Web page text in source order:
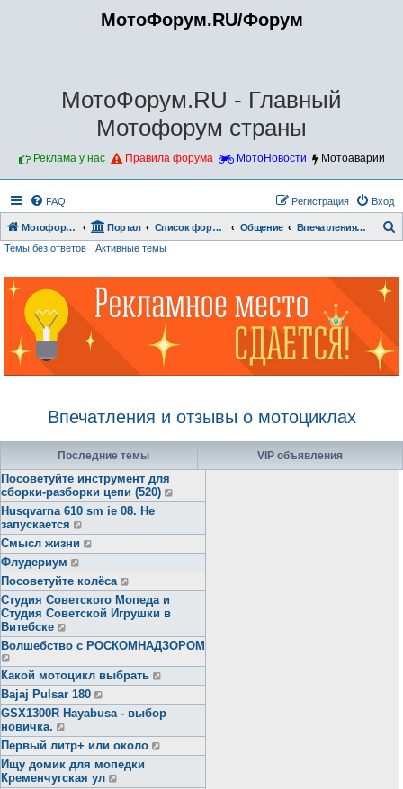
МотоФорум.RU/Форум
МотоФорум.RU - Главный
Мотофорум страны
Реклама у нас Правила форума МотоНовости Мотоаварии
FAQ Вход
Регистрация
Мотофорум.RU Портал Список форумов Общение Впечатления и отзывы о мотоциклах
Темы без ответов Активные темы
Впечатления и отзывы о мотоциклах
Последние темы
Посоветуйте инструмент для
сборки-разборки цепи (520)
Husqvarna 610 sm ie 08. Не
запускается
Смысл жизни
Флудериум
Посоветуйте колёса
Студия Советского Мопеда и
Студия Советской Игрушки в
Витебске
Волшебство с РОСКОМНАДЗОРОМ
Какой мотоцикл выбрать
Bajaj Pulsar 180
GSX1300R Hayabusa - выбор
новичка.
Первый литр+ или около
Ищу домик для мопедки
Кременчугская ул
VIP объявления